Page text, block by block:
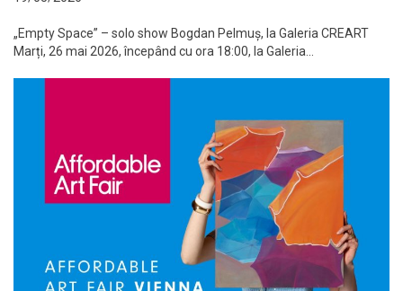
„Empty Space” – solo show Bogdan Pelmuș, la Galeria CREART
Marți, 26 mai 2026, începând cu ora 18:00, la Galeria...